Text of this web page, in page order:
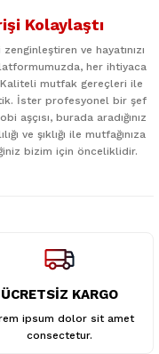
Kolaylaştı
ve hayatınızı
her ihtiyaca
mutfak gereçleri ile
İster profesyonel bir şef
aşçısı, burada aradığınız
ve şıklığı ile mutfağınıza
bizim için önceliklidir.
ÜCRETSİZ KARGO
ipsum dolor sit amet
consectetur.